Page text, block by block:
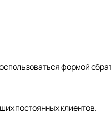
формой
постоянных клиентов.